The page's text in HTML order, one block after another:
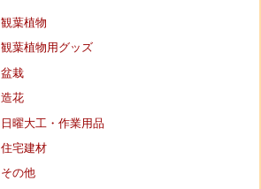
観葉植物
観葉植物用グッズ
盆栽
造花
日曜大工・作業用品
住宅建材
その他